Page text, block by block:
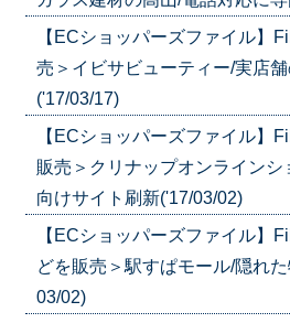
【ECショッパーズファイル
売＞イビサビューティー/実店
('17/03/17)
【ECショッパーズファイル
販売＞クリナップオンラインシ
向けサイト刷新('17/03/02)
【ECショッパーズファイル
どを販売＞駅すぱモール/隠れ
03/02)